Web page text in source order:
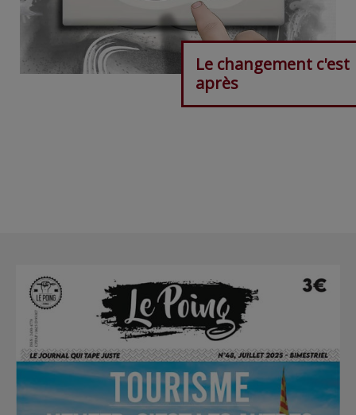
Le changement c'est
après